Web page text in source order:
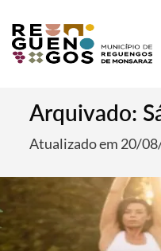
Arquivado:
Atualizado em 20/